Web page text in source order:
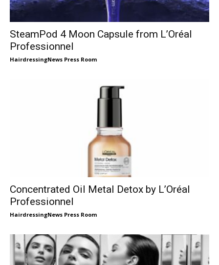
SteamPod 4 Moon Capsule from L’Oréal
Professionnel
HairdressingNews Press Room
Concentrated Oil Metal Detox by L’Oréal
Professionnel
HairdressingNews Press Room